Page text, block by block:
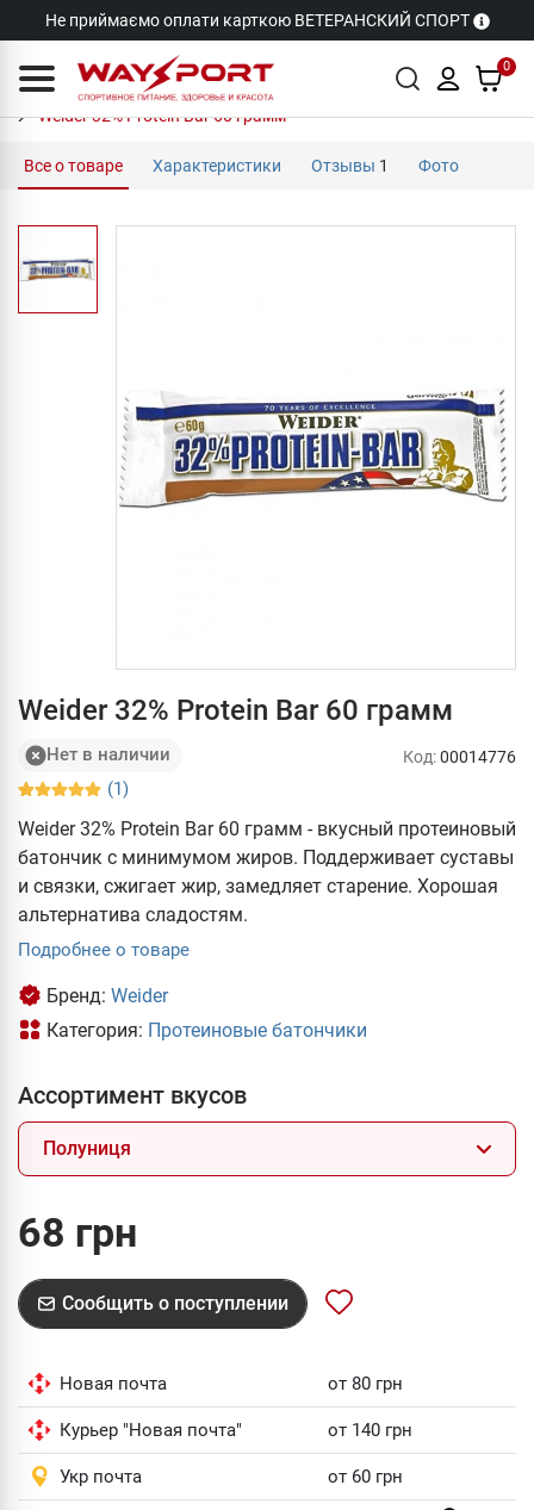
Не приймаємо оплати карткою ВЕТЕРАНСКИЙ СПОРТ
0
Weider 32% Protein Bar 60 грамм
Все о товаре Характеристики Отзывы 1 Фото
Weider 32% Protein Bar 60 грамм
Нет в наличии
(1)
Код:00014776
Weider 32% Protein Bar 60 грамм - вкусный протеиновый
батончик с минимумом жиров. Поддерживает суставы
и связки, сжигает жир, замедляет старение. Хорошая
альтернатива сладостям.
Подробнее о товаре
Бренд: Weider
Категория: Протеиновые батончики
Ассортимент вкусов
Полуниця
68 грн
Сообщить о поступлении
Новая почта от 80 грн
Курьер "Новая почта" от 140 грн
Укр почта от 60 грн